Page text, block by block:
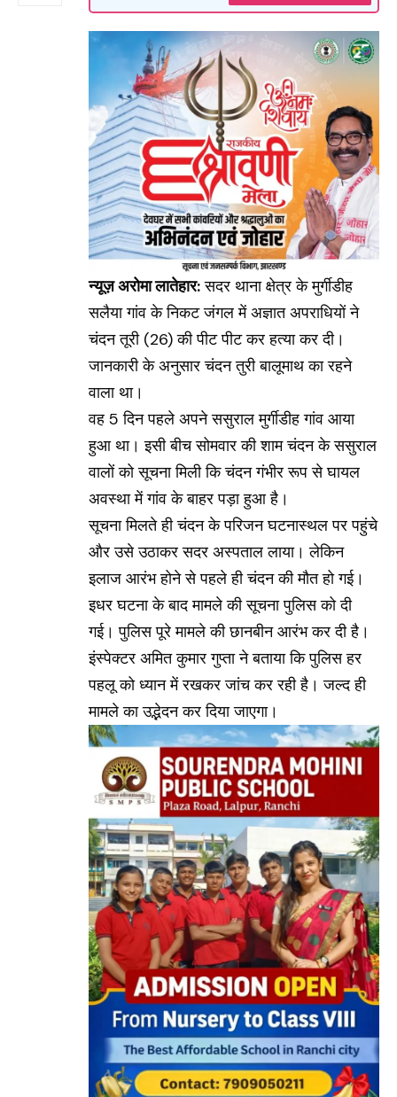
न्यूज़ अरोमा लातेहार:सदर थाना क्षेत्र के मुर्गीडीह
सलैया गांव के निकट जंगल में अज्ञात अपराधियों ने
चंदन तूरी (26) की पीट पीट कर हत्या कर दी।
जानकारी के अनुसार चंदन तुरी बालूमाथ का रहने
वाला था।
वह 5 दिन पहले अपने ससुराल मुर्गीडीह गांव आया
हुआ था। इसी बीच सोमवार की शाम चंदन के ससुराल
वालों को सूचना मिली कि चंदन गंभीर रूप से घायल
अवस्था में गांव के बाहर पड़ा हुआ है।
सूचना मिलते ही चंदन के परिजन घटनास्थल पर पहुंचे
और उसे उठाकर सदर अस्पताल लाया। लेकिन
इलाज आरंभ होने से पहले ही चंदन की मौत हो गई।
इधर घटना के बाद मामले की सूचना पुलिस को दी
गई। पुलिस पूरे मामले की छानबीन आरंभ कर दी है।
इंस्पेक्टर अमित कुमार गुप्ता ने बताया कि पुलिस हर
पहलू को ध्यान में रखकर जांच कर रही है। जल्द ही
मामले का उद्भेदन कर दिया जाएगा।